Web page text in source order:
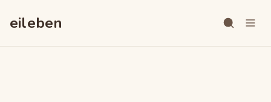
eileben